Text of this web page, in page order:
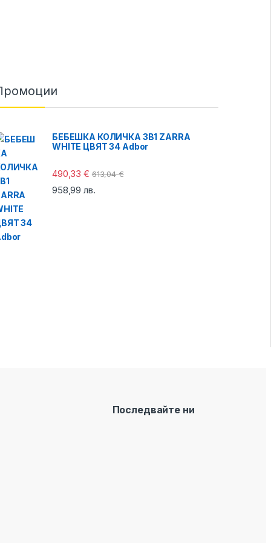
БЕБЕШКА КОЛИЧКА 3В1 ZARRA
WHITE ЦВЯТ 34 Adbor
490,33€ 613,04€
958,99лв.
Последвайте ни